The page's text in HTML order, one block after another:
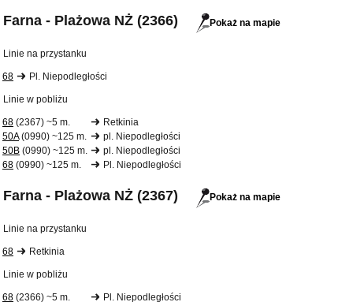
Farna - Plażowa NŻ (2366) Pokaż na mapie
Linie na przystanku
68 Pl. Niepodległości
Linie w pobliżu
68 (2367) ~5 m.
Retkinia
50A(0990) ~125 m.
pl. Niepodległości
50B (0990) ~125 m.
pl. Niepodległości
68 (0990) ~125 m. Pl. Niepodległości
Farna - Plażowa NŻ (2367) Pokaż na mapie
Linie na przystanku
68 Retkinia
Linie w pobliżu
68 (2366) ~5 m. Pl. Niepodległości